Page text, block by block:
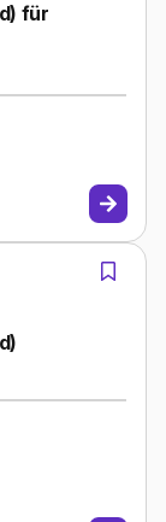
für